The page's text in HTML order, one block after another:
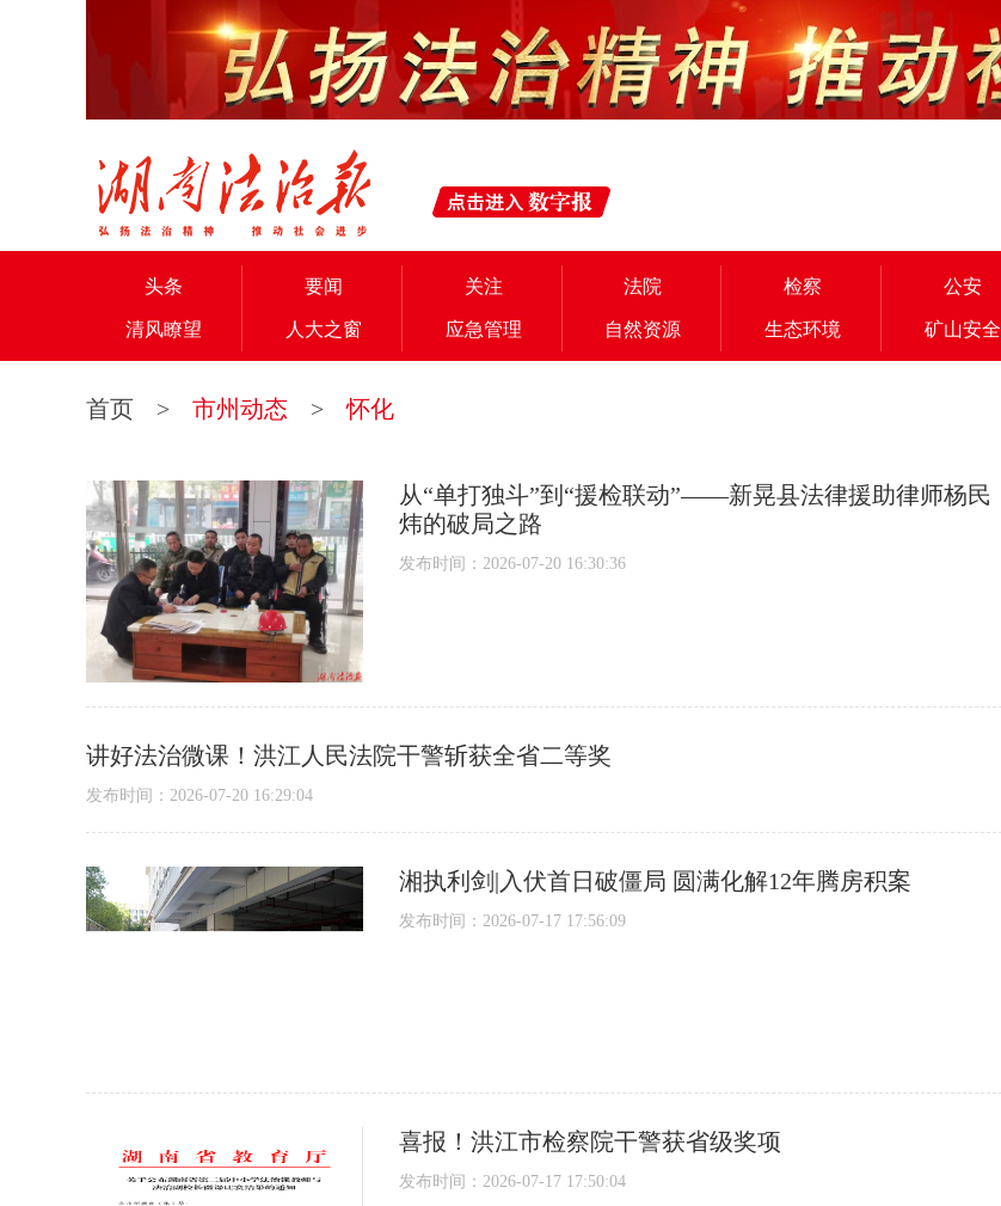
头条 要闻 关注 法院 检察 公安
清风瞭望 人大之窗 应急管理 自然资源 生态环境 矿山安全
首页 > 市州动态 > 怀化
从“单打独斗”到“援检联动”——新晃县法律援助律师杨民
炜的破局之路
发布时间：2026-07-20 16:30:36
讲好法治微课！洪江人民法院干警斩获全省二等奖
发布时间：2026-07-20 16:29:04
湘执利剑|入伏首日破僵局 圆满化解12年腾房积案
发布时间：2026-07-17 17:56:09
喜报！洪江市检察院干警获省级奖项
发布时间：2026-07-17 17:50:04